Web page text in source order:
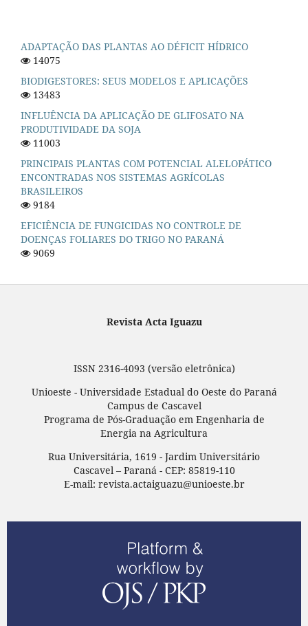
ADAPTAÇÃO DAS PLANTAS AO DÉFICIT HÍDRICO
14075
BIODIGESTORES: SEUS MODELOS E APLICAÇÕES
13483
INFLUÊNCIA DA APLICAÇÃO DE GLIFOSATO NA
PRODUTIVIDADE DA SOJA
11003
PRINCIPAIS PLANTAS COM POTENCIAL ALELOPÁTICO
ENCONTRADAS NOS SISTEMAS AGRÍCOLAS
BRASILEIROS
9184
EFICIÊNCIA DE FUNGICIDAS NO CONTROLE DE
DOENÇAS FOLIARES DO TRIGO NO PARANÁ
9069
Revista Acta Iguazu
ISSN 2316-4093 (versão eletrônica)
Unioeste - Universidade Estadual do Oeste do Paraná
Campus de Cascavel
Programa de Pós-Graduação em Engenharia de
Energia na Agricultura
Rua Universitária, 1619 - Jardim Universitário
Cascavel – Paraná - CEP: 85819-110
E-mail: revista.actaiguazu@unioeste.br